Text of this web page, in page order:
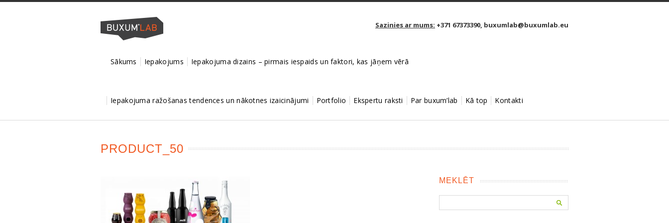
Sazinies ar mums: +371 67373390, buxumlab@buxumlab.eu
Sākums Iepakojums Iepakojuma dizains – pirmais iespaids un faktori, kas jāņem vērā
Iepakojuma ražošanas tendences un nākotnes izaicinājumi Portfolio Ekspertu raksti Par buxum’lab Kā top Kontakti
PRODUCT_50
MEKLĒT